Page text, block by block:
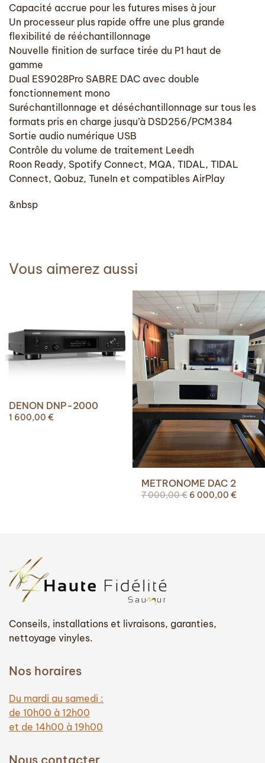
Capacité accrue pour les futures mises à jour
Un processeur plus rapide offre une plus grande
flexibilité de rééchantillonnage
Nouvelle finition de surface tirée du P1 haut de
gamme
Dual ES9028Pro SABRE DAC avec double
fonctionnement mono
Suréchantillonnage et déséchantillonnage sur tous les
formats pris en charge jusqu’à DSD256/PCM384
Sortie audio numérique USB
Contrôle du volume de traitement Leedh
Roon Ready, Spotify Connect, MQA, TIDAL, TIDAL
Connect, Qobuz, TuneIn et compatibles AirPlay
&nbsp
Vous aimerez aussi
DENON DNP-2000
1 600,00 €
METRONOME DAC 2
7 000,00€ Le
6 000,00 €Le
Conseils, installations et livraisons, garanties,
nettoyage vinyles.
Nos horaires
Du mardi au samedi :
de 10h00 à 12h00
et de 14h00 à 19h00
Nous contacter